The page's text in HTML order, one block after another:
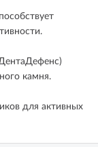
камня.
для активных